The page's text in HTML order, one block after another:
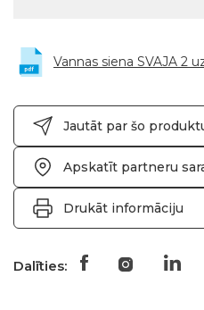
Vannas siena SVAJA 2
Jautāt par šo
Apskatīt partneru
Drukāt informāciju
Dalīties: